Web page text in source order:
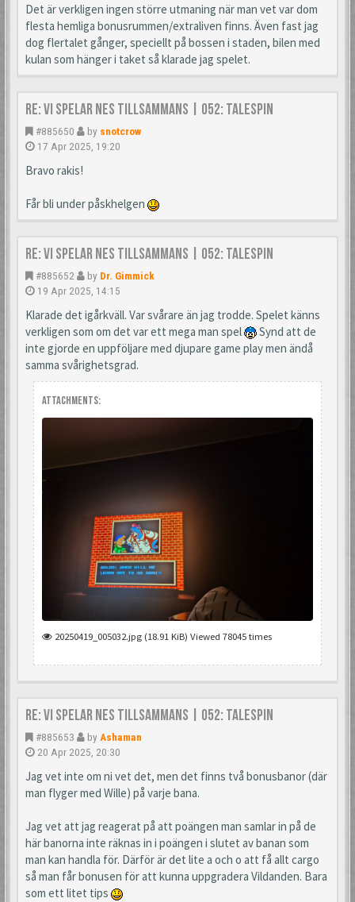
Det är verkligen ingen större utmaning när man vet var dom
flesta hemliga bonusrummen/extraliven finns. Även fast jag
dog flertalet gånger, speciellt på bossen i staden, bilen med
kulan som hänger i taket så klarade jag spelet.
Re: Vi spelar NES tillsammans | 052: TaleSpin
#885650 by snotcrow
17 Apr 2025, 19:20
Bravo rakis!
Får bli under påskhelgen
Re: Vi spelar NES tillsammans | 052: TaleSpin
#885652 by Dr. Gimmick
19 Apr 2025, 14:15
Klarade det igårkväll. Var svårare än jag trodde. Spelet känns
verkligen som om det var ett mega man spel
Synd att de
inte gjorde en uppföljare med djupare game play men ändå
samma svårighetsgrad.
Attachments:
20250419_005032.jpg (18.91 KiB) Viewed 78045 times
Re: Vi spelar NES tillsammans | 052: TaleSpin
#885653 by Ashaman
20 Apr 2025, 20:30
Jag vet inte om ni vet det, men det finns två bonusbanor (där
man flyger med Wille) på varje bana.
Jag vet att jag reagerat på att poängen man samlar in på de
här banorna inte räknas in i poängen i slutet av banan som
man kan handla för. Därför är det lite a och o att få allt cargo
så man får bonusen för att kunna uppgradera Vildanden. Bara
som ett litet tips